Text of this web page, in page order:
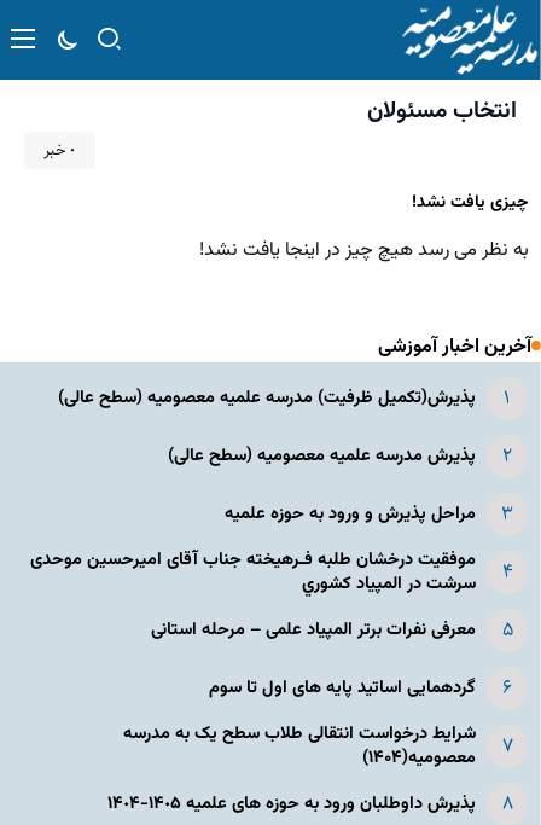
انتخاب مسئولان
۰ خبر
چیزی یافت نشد!
به نظر می رسد هیچ چیز در اینجا یافت نشد!
آخرین اخبار آموزشی
پذیرش(تکمیل ظرفیت) مدرسه علمیه معصومیه‌ (سطح عالی)
پذیرش مدرسه علمیه معصومیه‌ (سطح عالی)
مراحل پذیرش و ورود به حوزه علمیه
موفقیت درخشان طلبه فـرهیخته جناب آقای امیرحسین موحدی
سرشت در المپياد كشوري
معرفی نفرات برتر المپیاد علمی – مرحله استانی
گردهمایی اساتید پایه های اول تا سوم
شرایط درخواست انتقالی طلاب سطح یک به مدرسه
معصومیه(۱۴۰۴)
پذیرش داوطلبان ورود به حوزه های علمیه ١۴٠۵-١۴٠۴